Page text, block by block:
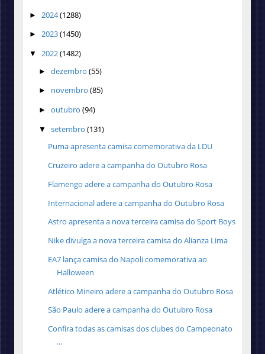
► 2024(1288)
► 2023(1450)
▼ 2022(1482)
► dezembro (55)
► novembro (85)
► outubro (94)
▼ setembro (131)
Puma apresenta camisa comemorativa da LDU
Cruzeiro adere a campanha do Outubro Rosa
Flamengo adere a campanha do Outubro Rosa
Internacional adere a campanha do Outubro Rosa
Astro apresenta a nova terceira camisa do Sport Boys
Nike divulga a nova terceira camisa do Alianza Lima
EA7 lança camisa do Napoli comemorativa ao
Halloween
Atlético Mineiro adere a campanha do Outubro Rosa
São Paulo adere a campanha do Outubro Rosa
Confira todas as camisas dos clubes do Campeonato
...